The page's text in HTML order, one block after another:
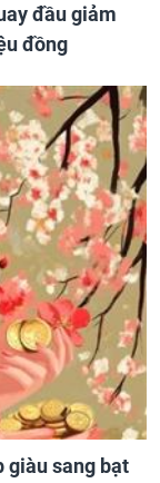
đầu giảm
đồng
giàu sang bạt